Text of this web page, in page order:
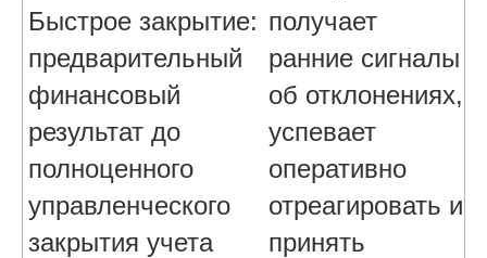
Быстрое закрытие:
предварительный
финансовый
результат до
полноценного
управленческого
закрытия учета
получает
ранние сигналы
об отклонениях,
успевает
оперативно
отреагировать и
принять